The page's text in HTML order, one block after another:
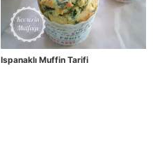
Ispanaklı Muffin Tarifi